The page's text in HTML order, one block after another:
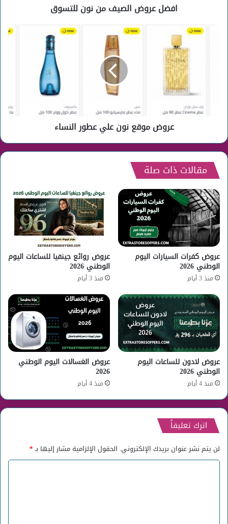
افضل عروض الصيف من نون للتسوق
عروض
عروض موقع نون علي عطور النساء
مقالات ذات صلة
عروض كفرات السيارات اليوم
الوطني 2026
منذ 3 أيام
عروض روائع جينفيا للساعات اليوم
الوطني 2026
منذ 3 أيام
عروض لادون للساعات اليوم
الوطني 2026
منذ 4 أيام
عروض الغسالات اليوم الوطني
2026
منذ 4 أيام
اترك تعليقاً
لن يتم نشر عنوان بريدك الإلكتروني. الحقول الإلزامية مشار إليها بـ*